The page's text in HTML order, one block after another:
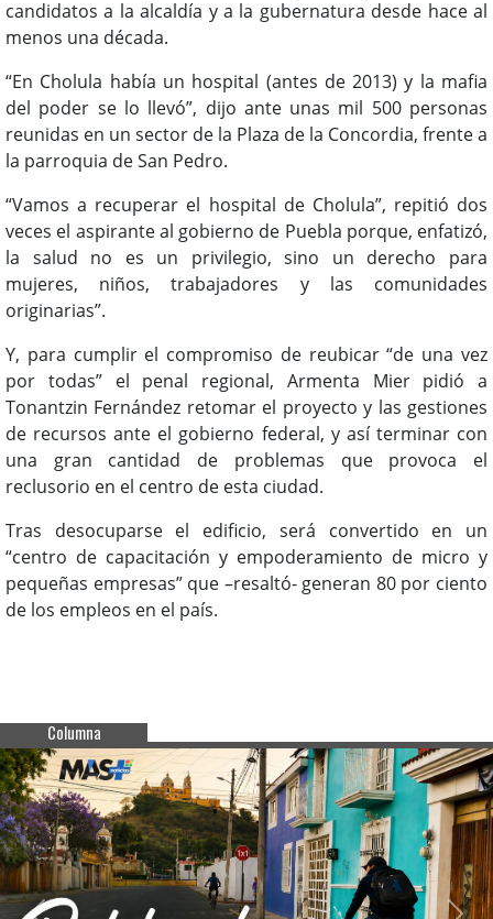
candidatos a la alcaldía y a la gubernatura desde hace al
menos una década.
“En Cholula había un hospital (antes de 2013) y la mafia
del poder se lo llevó”, dijo ante unas mil 500 personas
reunidas en un sector de la Plaza de la Concordia, frente a
la parroquia de San Pedro.
“Vamos a recuperar el hospital de Cholula”, repitió dos
veces el aspirante al gobierno de Puebla porque, enfatizó,
la salud no es un privilegio, sino un derecho para
mujeres, niños, trabajadores y las comunidades
originarias”.
Y, para cumplir el compromiso de reubicar “de una vez
por todas” el penal regional, Armenta Mier pidió a
Tonantzin Fernández retomar el proyecto y las gestiones
de recursos ante el gobierno federal, y así terminar con
una gran cantidad de problemas que provoca el
reclusorio en el centro de esta ciudad.
Tras desocuparse el edificio, será convertido en un
“centro de capacitación y empoderamiento de micro y
pequeñas empresas” que –resaltó- generan 80 por ciento
de los empleos en el país.
Columna